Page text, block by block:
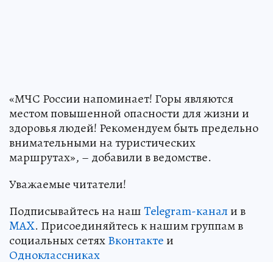
«МЧС России напоминает! Горы являются
местом повышенной опасности для жизни и
здоровья людей! Рекомендуем быть предельно
внимательными на туристических
маршрутах», – добавили в ведомстве.
Уважаемые читатели!
Подписывайтесь на нашTelegram-канали в
MAX. Присоединяйтесь к нашим группам в
социальных сетяхВконтактеи
Одноклассниках